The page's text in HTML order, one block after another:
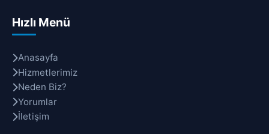
Hızlı Menü
Anasayfa
Hizmetlerimiz
Neden Biz?
Yorumlar
İletişim